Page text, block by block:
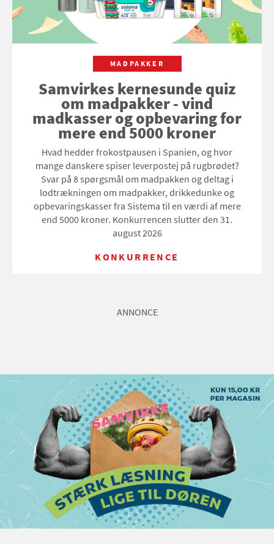
MADPAKKER
Samvirkes kernesunde quiz
om madpakker - vind
madkasser og opbevaring for
mere end 5000 kroner
Hvad hedder frokostpausen i Spanien, og hvor
mange danskere spiser leverpostej på rugbrødet?
Svar på 8 spørgsmål om madpakken og deltag i
lodtrækningen om madpakker, drikkedunke og
opbevaringskasser fra Sistema til en værdi af mere
end 5000 kroner. Konkurrencen slutter den 31.
august 2026
KONKURRENCE
ANNONCE